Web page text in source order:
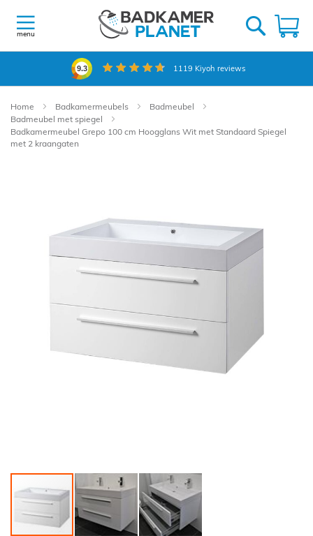
naar
de
menu
9.3 1119 Kiyoh reviews
Home Badkamermeubels
Badmeubel
Badmeubel met spiegel
Badkamermeubel Grepo 100 cm Hoogglans Wit met Standaard Spiegel
met 2 kraangaten